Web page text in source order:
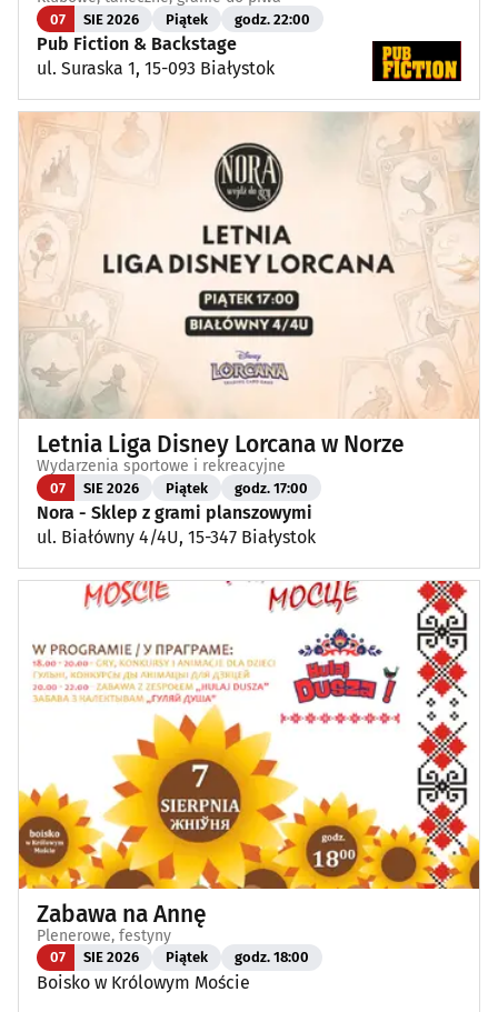
07 SIE 2026 Piątek godz. 22:00
Pub Fiction & Backstage
ul. Suraska 1, 15-093 Białystok
Letnia Liga Disney Lorcana w Norze
Wydarzenia sportowe i rekreacyjne
07 SIE 2026 Piątek godz. 17:00
Nora - Sklep z grami planszowymi
ul. Białówny 4/4U, 15-347 Białystok
Zabawa na Annę
Plenerowe, festyny
07 SIE 2026 Piątek godz. 18:00
Boisko w Królowym Moście